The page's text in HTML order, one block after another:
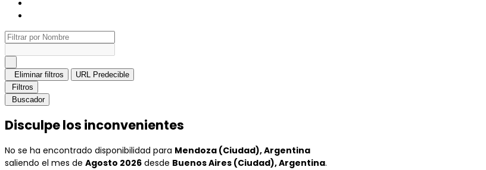
Eliminar filtros
URL Predecible
Filtros
Buscador
Disculpe los inconvenientes
No se ha encontrado disponibilidad para Mendoza (Ciudad), Argentina
saliendo el mes de Agosto 2026 desde Buenos Aires (Ciudad), Argentina.